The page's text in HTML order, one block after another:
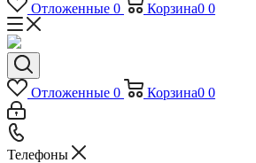
Отложенные 0 Корзина0 0
Отложенные 0 Корзина0 0
Телефоны